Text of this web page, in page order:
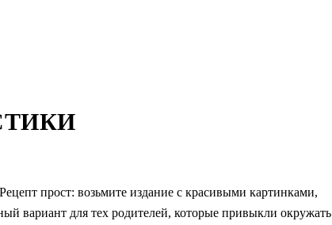
прост: возьмите издание с красивыми картинками,
вариант для тех родителей, которые привыкли окружать